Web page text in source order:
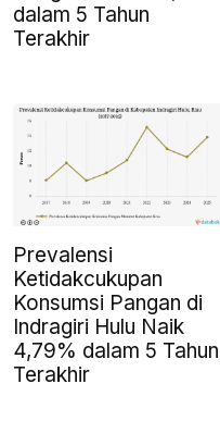
dalam 5 Tahun
Terakhir
Prevalensi
Ketidakcukupan
Konsumsi Pangan di
Indragiri Hulu Naik
4,79% dalam 5 Tahun
Terakhir